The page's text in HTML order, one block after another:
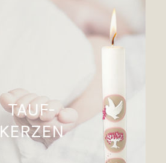
TAUF-
KERZEN